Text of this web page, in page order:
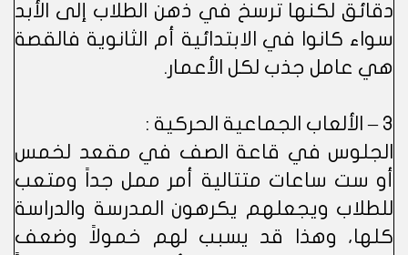
دقائق لكنها ترسخ في ذهن الطلاب إلى الأبد
سواء كانوا في الابتدائية أم الثانوية فالقصة
هي عامل جذب لكل الأعمار.
3 – الألعاب الجماعية الحركية :
الجلوس في قاعة الصف في مقعد لخمس
أو ست ساعات متتالية أمر ممل جداً ومتعب
للطلاب ويجعلهم يكرهون المدرسة والدراسة
كلها، وهذا قد يسبب لهم خمولاً وضعف